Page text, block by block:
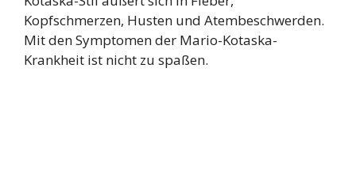
Kopfschmerzen, Husten und Atembeschwerden.
Mit den Symptomen der Mario-Kotaska-
Krankheit ist nicht zu spaßen.